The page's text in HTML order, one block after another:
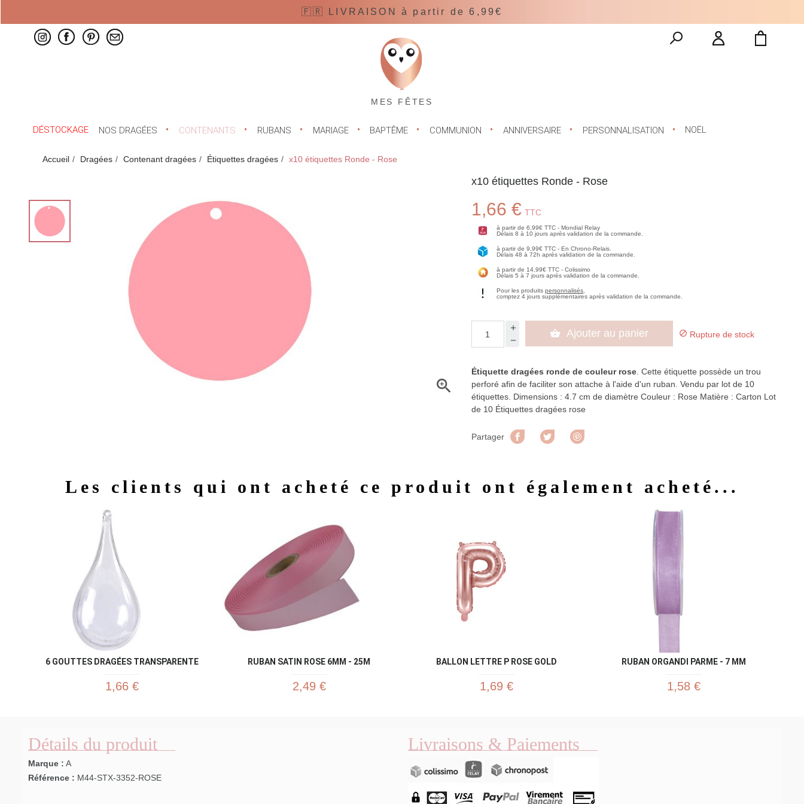
🇫🇷 LIVRAISON à partir de 6,99€
MES FÊTES
DÉSTOCKAGE NOS DRAGÉES CONTENANTS RUBANS MARIAGE BAPTÊME COMMUNION ANNIVERSAIRE PERSONNALISATION NOËL
Accueil Dragées Contenant dragées Étiquettes dragées x10 étiquettes Ronde - Rose

x10 étiquettes Ronde - Rose
1,66 € TTC
à partir de 6,99€ TTC - Mondial Relay
Délais 8 à 10 jours après validation de la commande.
à partir de 9,99€ TTC - En Chrono-Relais.
Délais 48 à 72h après validation de la commande.
à partir de 14,99€ TTC - Colissimo
Délais 5 à 7 jours après validation de la commande.
Pour les produitspersonnalisés
comptez 4 jours supplémentaires après validation de la commande.
 Ajouter au panier  Rupture de stock
Étiquette dragées ronde de couleur rose. Cette étiquette possède un trou
perforé afin de faciliter son attache à l'aide d'un ruban. Vendu par lot de 10
étiquettes. Dimensions : 4.7 cm de diamètre Couleur : Rose Matière : Carton Lot
de 10 Étiquettes dragées rose
Partager Partager Tweet
Les clients qui ont acheté ce produit ont également acheté...
6 GOUTTES DRAGÉES TRANSPARENTE
1,66 €
Aperçu rapide
RUBAN SATIN ROSE 6MM - 25M
2,49 €
BALLON LETTRE P ROSE GOLD
1,69 €

RUBAN ORGANDI PARME - 7 MM
1,58 €
Détails du produit
Marque : A
Référence : M44-STX-3352-ROSE
Livraisons & Paiements